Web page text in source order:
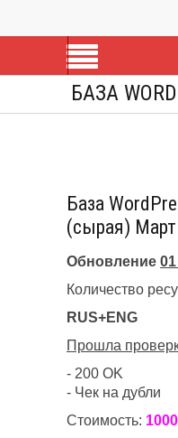
БАЗА
База
(сырая)
Обновление
Количество
RUS+ENG
Прошла
- 200 OK
- Чек на дубли
Стоимость: